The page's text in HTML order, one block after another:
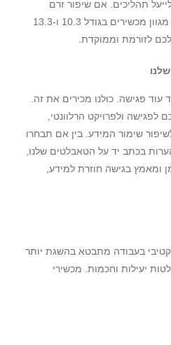
תהליכים. אם שיפור זרם
העבודה הוא מטרתכם, יש לנו מגוון מכשירים בגודל 10.3 ו-13.3
לזורמת וממוקדת.
עוד פגישה. כולנו מכירים את זה.
לפגישה ולפרויקט הרלוונטי,
לשיפור שימור המידע. בין אם תבחרו
בכתב יד על הטאבלטים שלנו,
ומאמץ בגישה חוזרת למידע,
בעבודה מתבטא בהשגת יותר
יעילות וחכמות. מכשירי